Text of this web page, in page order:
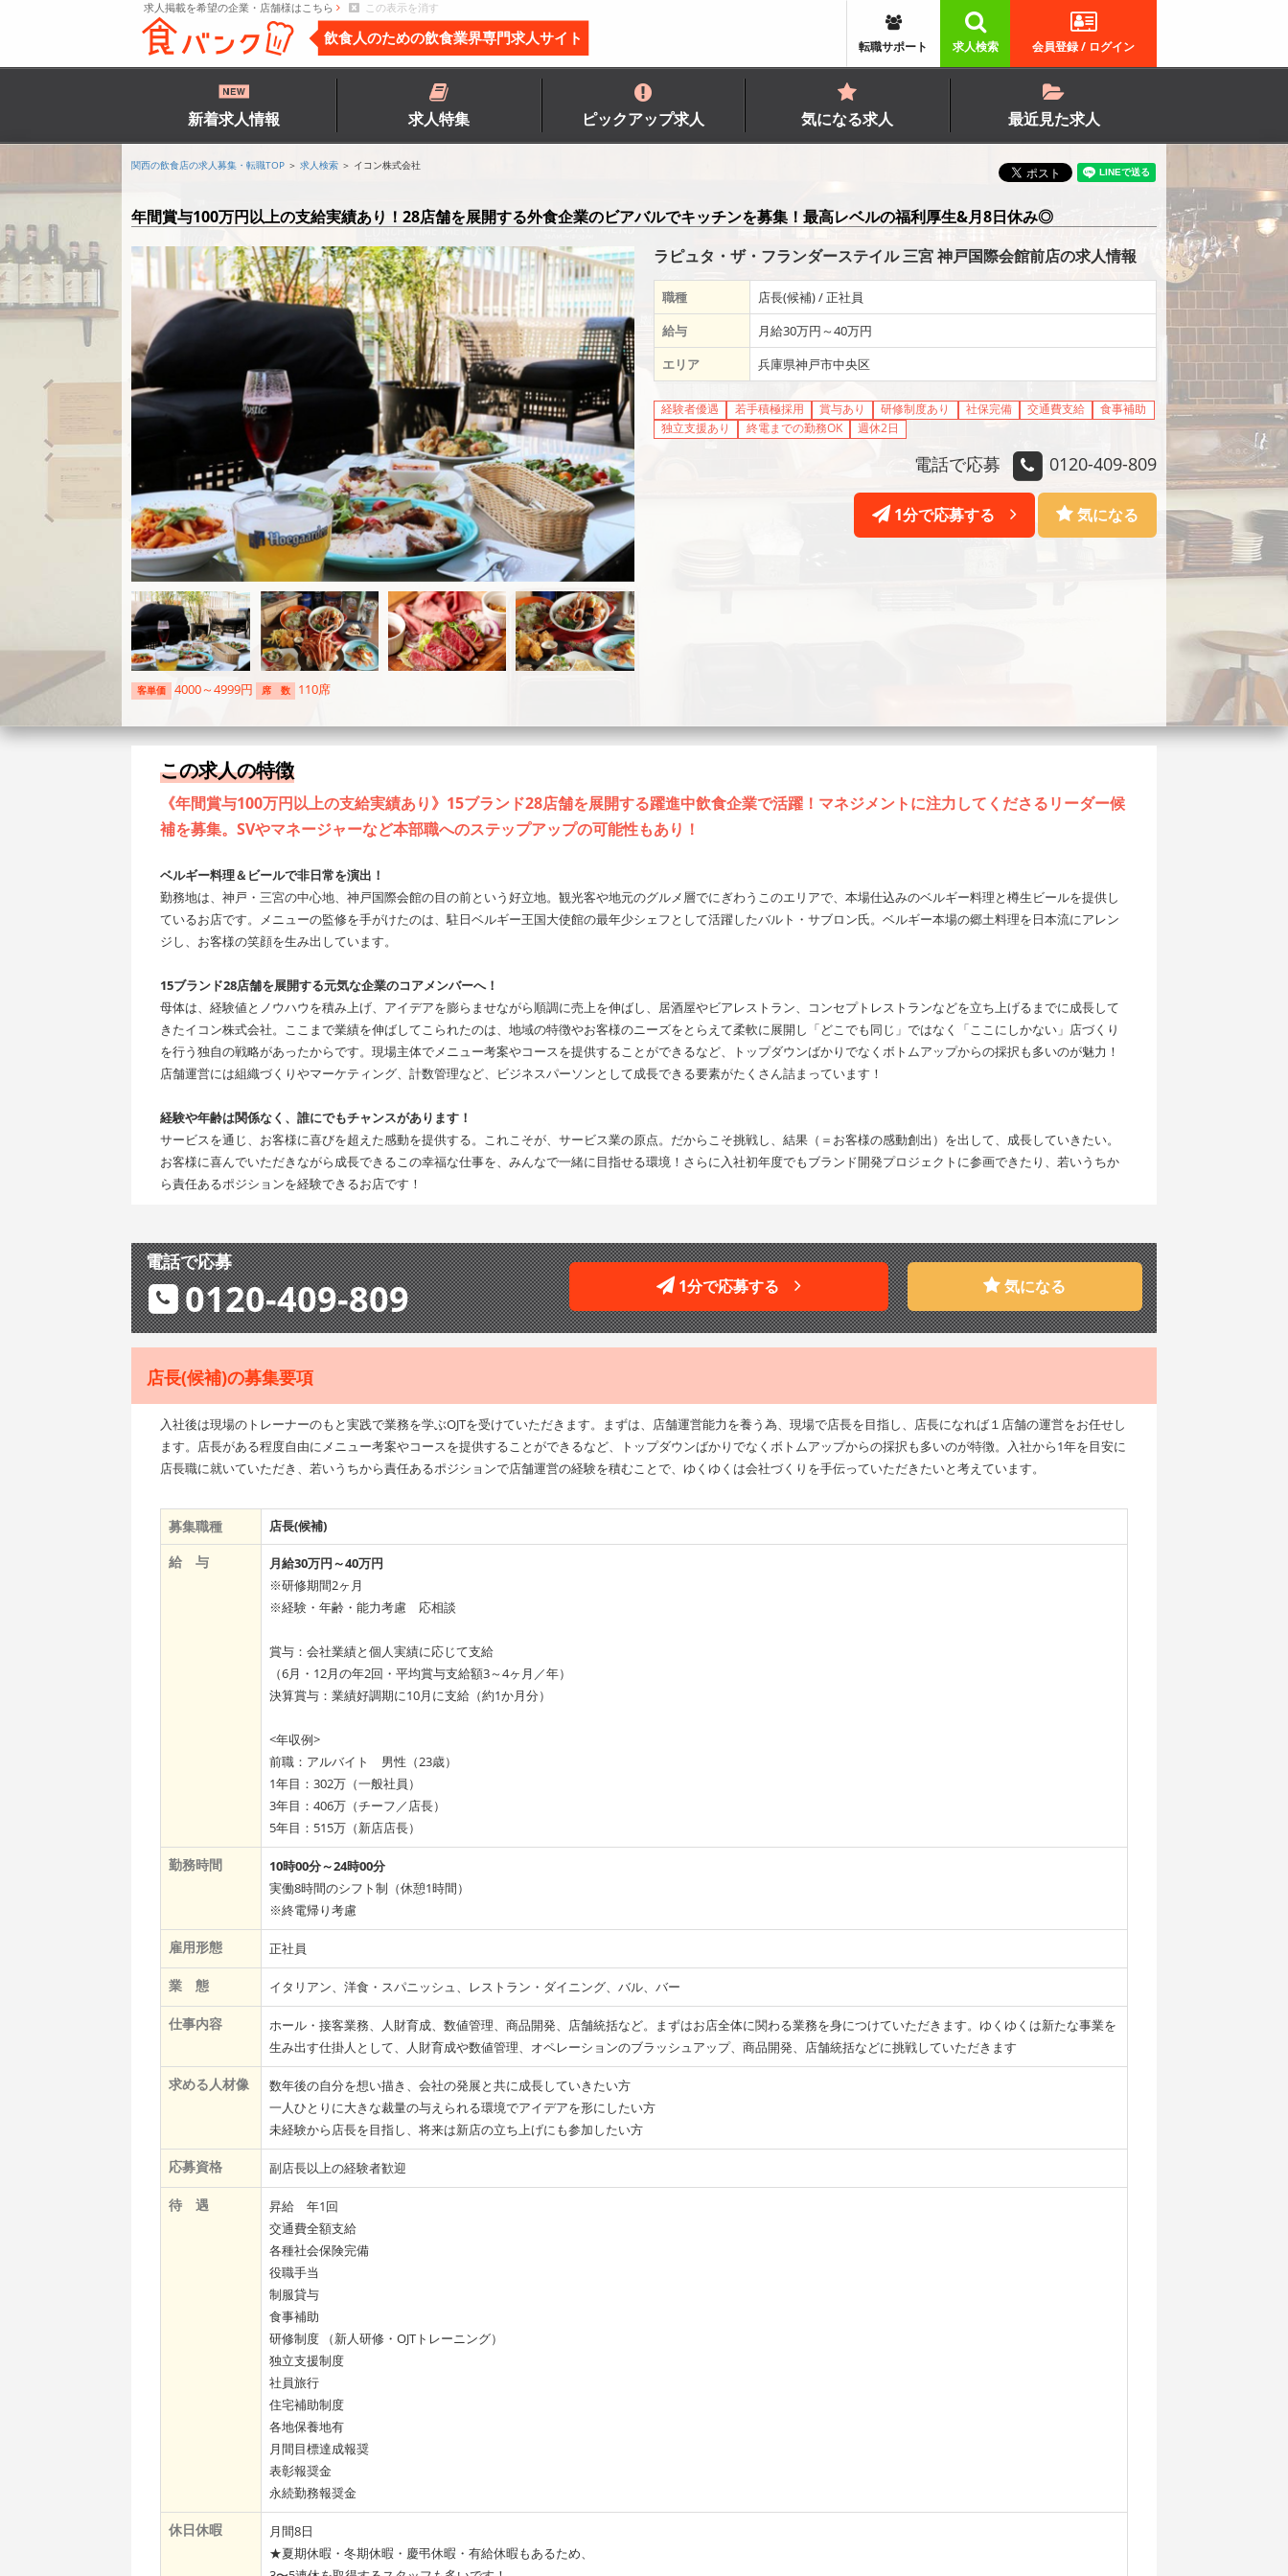
求人掲載を希望の企業・店舗様はこちら この表示を消す
飲食人のための飲食業界専門求人サイト 会員登録 / ログイン
求人検索
転職サポート
新着求人情報 求人特集 ピックアップ求人 気になる求人 最近見た求人
関西の飲食店の求人募集・転職TOP ＞ 求人検索 ＞ イコン株式会社
ラピュタ・ザ・フランダーステイル 三宮 神戸国際会館前店の求人情報
年間賞与100万円以上の支給実績あり！28店舗を展開する外食企業のビアバルでキッチンを募集！最高レベルの福利厚生&月8日休み◎
客単価 4000～4999円 席 数 110席
職種
店長(候補) / 正社員
給与
月給30万円～40万円
エリア
兵庫県神戸市中央区
経験者優遇 若手積極採用 賞与あり 研修制度あり 社保完備 交通費支給
食事補助
独立支援あり
終電までの勤務OK 週休2日
電話で応募 0120-409-809
1分で応募する 気になる
この求人の特徴
《年間賞与100万円以上の支給実績あり》15ブランド28店舗を展開する躍進中飲食企業で活躍！マネジメントに注力してくださるリーダー候
補を募集。SVやマネージャーなど本部職へのステップアップの可能性もあり！
ベルギー料理＆ビールで非日常を演出！
勤務地は、神戸・三宮の中心地、神戸国際会館の目の前という好立地。観光客や地元のグルメ層でにぎわうこのエリアで、本場仕込みのベルギー料理と樽生ビールを提供し
ているお店です。メニューの監修を手がけたのは、駐日ベルギー王国大使館の最年少シェフとして活躍したバルト・サブロン氏。ベルギー本場の郷土料理を日本流にアレン
ジし、お客様の笑顔を生み出しています。
15ブランド28店舗を展開する元気な企業のコアメンバーへ！
母体は、経験値とノウハウを積み上げ、アイデアを膨らませながら順調に売上を伸ばし、居酒屋やビアレストラン、コンセプトレストランなどを立ち上げるまでに成長して
きたイコン株式会社。ここまで業績を伸ばしてこられたのは、地域の特徴やお客様のニーズをとらえて柔軟に展開し「どこでも同じ」ではなく「ここにしかない」店づくり
を行う独自の戦略があったからです。現場主体でメニュー考案やコースを提供することができるなど、トップダウンばかりでなくボトムアップからの採択も多いのが魅力！
店舗運営には組織づくりやマーケティング、計数管理など、ビジネスパーソンとして成長できる要素がたくさん詰まっています！
経験や年齢は関係なく、誰にでもチャンスがあります！
サービスを通じ、お客様に喜びを超えた感動を提供する。これこそが、サービス業の原点。だからこそ挑戦し、結果（＝お客様の感動創出）を出して、成長していきたい。
お客様に喜んでいただきながら成長できるこの幸福な仕事を、みんなで一緒に目指せる環境！さらに入社初年度でもブランド開発プロジェクトに参画できたり、若いうちか
ら責任あるポジションを経験できるお店です！
電話で応募
0120-409-809 1分で応募する 気になる
店長(候補)の募集要項
入社後は現場のトレーナーのもと実践で業務を学ぶOJTを受けていただきます。まずは、店舗運営能力を養う為、現場で店長を目指し、店長になれば１店舗の運営をお任せし
ます。店長がある程度自由にメニュー考案やコースを提供することができるなど、トップダウンばかりでなくボトムアップからの採択も多いのが特徴。入社から1年を目安に
店長職に就いていただき、若いうちから責任あるポジションで店舗運営の経験を積むことで、ゆくゆくは会社づくりを手伝っていただきたいと考えています。
募集職種 店長(候補)
給 与
月給30万円～40万円
※研修期間2ヶ月
※経験・年齢・能力考慮 応相談
賞与：会社業績と個人実績に応じて支給
（6月・12月の年2回・平均賞与支給額3～4ヶ月／年）
決算賞与：業績好調期に10月に支給（約1か月分）
<年収例>
前職：アルバイト 男性（23歳）
1年目：302万（一般社員）
3年目：406万（チーフ／店長）
5年目：515万（新店店長）
勤務時間
10時00分～24時00分
実働8時間のシフト制（休憩1時間）
※終電帰り考慮
雇用形態 正社員
業 態 イタリアン、洋食・スパニッシュ、レストラン・ダイニング、バル、バー
仕事内容
ホール・接客業務、人財育成、数値管理、商品開発、店舗統括など。まずはお店全体に関わる業務を身につけていただきます。ゆくゆくは新たな事業を
生み出す仕掛人として、人財育成や数値管理、オペレーションのブラッシュアップ、商品開発、店舗統括などに挑戦していただきます
求める人材像
数年後の自分を想い描き、会社の発展と共に成長していきたい方
一人ひとりに大きな裁量の与えられる環境でアイデアを形にしたい方
未経験から店長を目指し、将来は新店の立ち上げにも参加したい方
応募資格 副店長以上の経験者歓迎
待 遇
昇給 年1回
交通費全額支給
各種社会保険完備
役職手当
制服貸与
食事補助
研修制度 （新人研修・OJTトレーニング）
独立支援制度
社員旅行
住宅補助制度
各地保養地有
月間目標達成報奨
表彰報奨金
永続勤務報奨金
休日休暇
月間8日
★夏期休暇・冬期休暇・慶弔休暇・有給休暇もあるため、